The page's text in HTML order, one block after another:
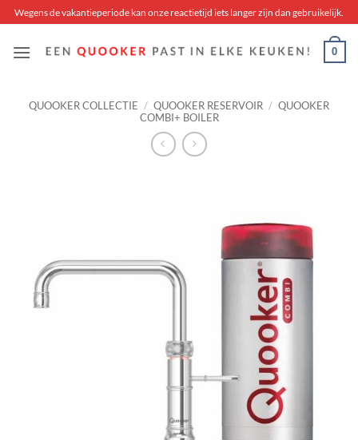
Skip
to
content
Wegens de vakantieperiode kan onze reactietijd iets langer zijn dan gebruikelijk.
0
QUOOKER COLLECTIE / QUOOKER RESERVOIR / QUOOKER
COMBI+ BOILER